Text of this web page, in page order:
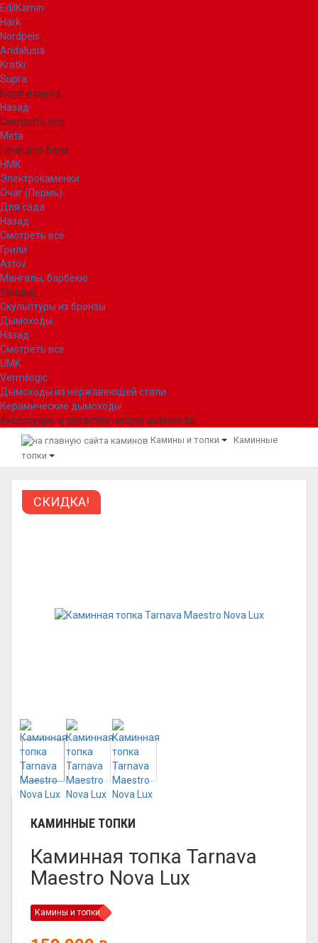
EdilKamin
Hark
Nordpeis
Andalusia
Kratki
Supra
Баня и сауна
Назад
Смотреть все
Meta
Печи для бани
НМК
Электрокаменки
Очаг (Пермь)
Для сада
Назад
Смотреть все
Грили
Astov
Мангалы, барбекю
Тандыр
Скульптуры из бронзы
Дымоходы
Назад
Смотреть все
UMK
Vermilogic
Дымоходы из нержавеющей стали
Керамические дымоходы
Аксессуары и средства чистки дымохода
Камины и топки
Каминные
топки
СКИДКА!
КАМИННЫЕ ТОПКИ
Каминная топка Tarnava
Maestro Nova Lux
Камины и топки